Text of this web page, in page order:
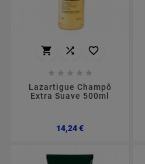
  
    
Lazartigue Champô
Extra Suave 500ml
14,24 €Preço